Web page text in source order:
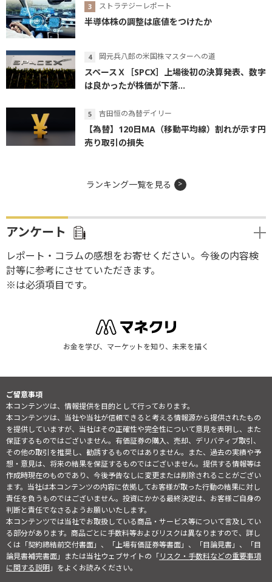
ストラテジーレポート
半導体株の調整は底値をつけたか
岡元兵八郎の米国株マスターへの道
スペースＸ［SPCX］上場後初の決算発表、数字
は良かったが株価が下落...
吉田恒の為替デイリー
【為替】120日MA（移動平均線）割れが示す円
売り取引の損失
ランキング一覧を見る
アンケート
レポート・コラムの感想をお寄せください。今後の内容検
討等に参考にさせていただきます。
※は必須項目です。
お金を学び、マーケットを知り、未来を描く
ご留意事項
本コンテンツは、情報提供を目的として行っております。
本コンテンツは、当社や当社が信頼できると考える情報源から提供されたもの
を提供していますが、当社はその正確性や完全性について意見を表明し、また
保証するものではございません。有価証券の購入、売却、デリバティブ取引、
その他の取引を推奨し、勧誘するものではありません。また、過去の実績や予
想・意見は、将来の結果を保証するものではございません。提供する情報等は
作成時現在のものであり、今後予告なしに変更または削除されることがござい
ます。当社は本コンテンツの内容に依拠してお客様が取った行動の結果に対し
責任を負うものではございません。投資にかかる最終決定は、お客様ご自身の
判断と責任でなさるようお願いいたします。
本コンテンツでは当社でお取扱している商品・サービス等について言及してい
る部分があります。商品ごとに手数料等およびリスクは異なりますので、詳し
くは「契約締結前交付書面」、「上場有価証券等書面」、「目論見書」、「目
論見書補完書面」または当社ウェブサイトの「リスク・手数料などの重要事項
に関する説明」をよくお読みください。